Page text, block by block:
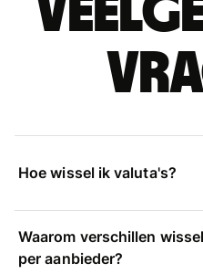
Hoe wissel ik valuta's?
Waarom verschillen
per aanbieder?